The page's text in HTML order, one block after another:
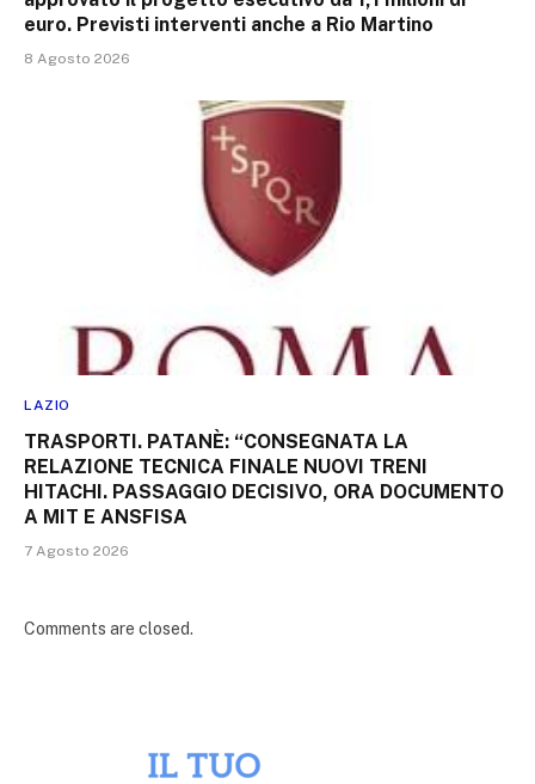
euro. Previsti interventi anche a Rio Martino
8 Agosto 2026
LAZIO
TRASPORTI. PATANÈ: “CONSEGNATA LA
RELAZIONE TECNICA FINALE NUOVI TRENI
HITACHI. PASSAGGIO DECISIVO, ORA DOCUMENTO
A MIT E ANSFISA
7 Agosto 2026
Comments are closed.